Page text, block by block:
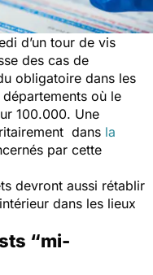
d’un tour de vis
des cas de
obligatoire dans les
où le
100.000. Une
dans la
par cette
devront aussi rétablir
dans les lieux
“mi-